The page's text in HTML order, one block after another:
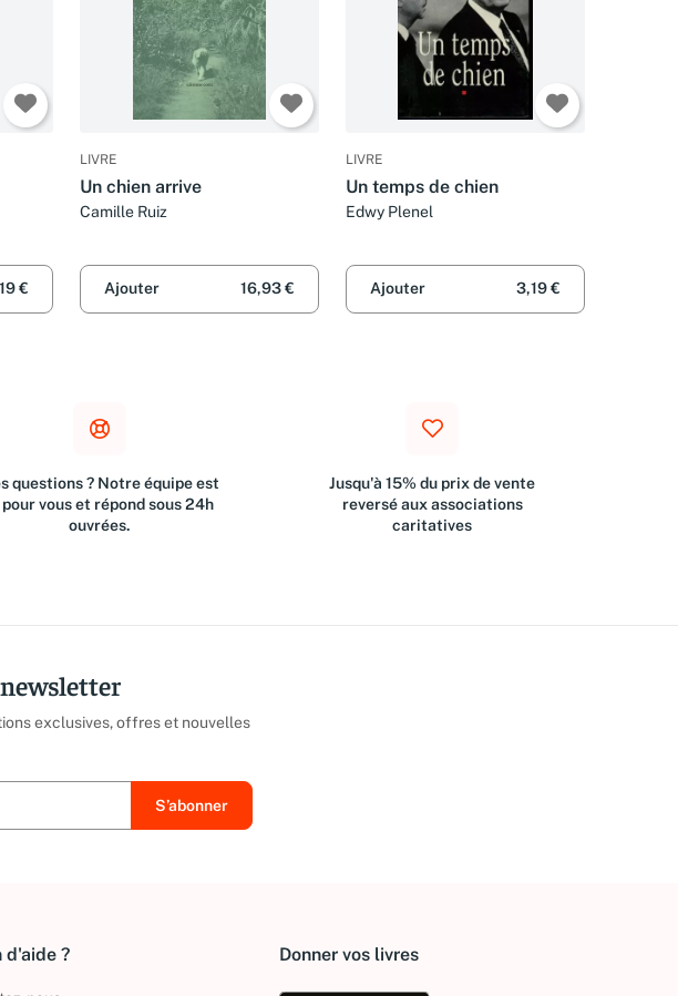
€
LIVRE
Un chien arrive
Camille Ruiz
Ajouter 16,93 €
LIVRE
Un temps de chien
Edwy Plenel
Ajouter 3,19 €
questions ? Notre équipe est
pour vous et répond sous 24h
ouvrées.
Jusqu'à 15% du prix de vente
reversé aux associations
caritatives
exclusives, offres et nouvelles
d'aide ? Donner vos livres